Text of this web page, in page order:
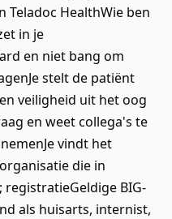
Teladoc HealthWie ben
in je
en niet bang om
stelt de patiënt
veiligheid uit het oog
en weet collega's te
vindt het
die in
BIG-
als huisarts, internist,